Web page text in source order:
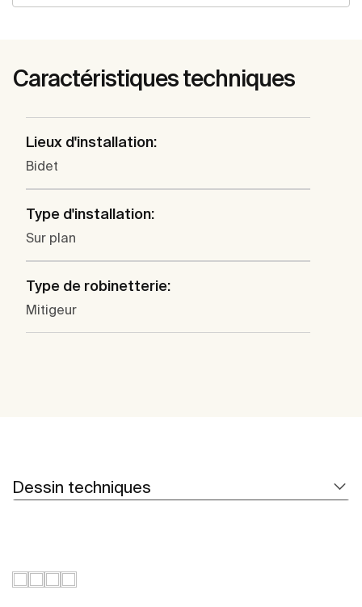
Caractéristiques techniques
Lieux d'installation:
Bidet
Type d'installation:
Sur plan
Type de robinetterie:
Mitigeur
Dessin techniques